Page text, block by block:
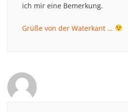
ich mir eine Bemerkung.
Grüße von der Waterkant …